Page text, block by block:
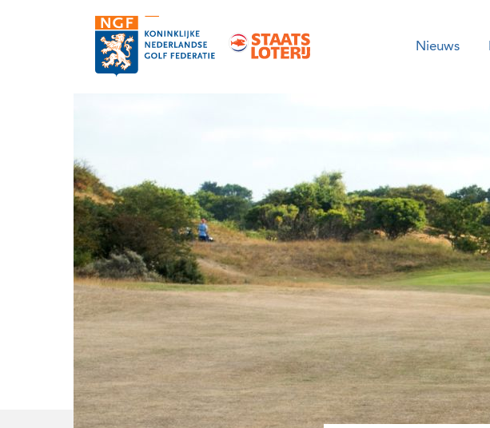
Nieuws
Organisatie
Vacatures
Strategie, statuten en reglementen
Partners van de NGF
Informatie over de NGF-pas
NGF-verzekeringen
Topgolf
De NGF-competities
Golf in Nederland: feiten en cijfers
Onze historie
Vrijwilligers